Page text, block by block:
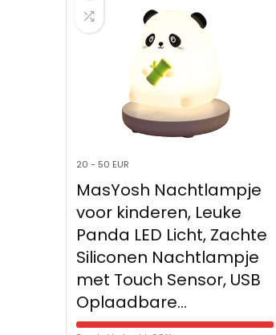
20 - 50 EUR
MasYosh Nachtlampje
voor kinderen, Leuke
Panda LED Licht, Zachte
Siliconen Nachtlampje
met Touch Sensor, USB
Oplaadbare…